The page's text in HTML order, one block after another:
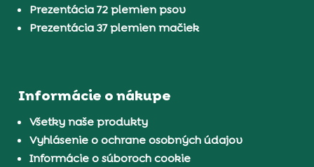
Prezentácia 72 plemien psov
Prezentácia 37 plemien mačiek
Informácie o nákupe
Všetky naše produkty
Vyhlásenie o ochrane osobných údajov
Informácie o súboroch cookie